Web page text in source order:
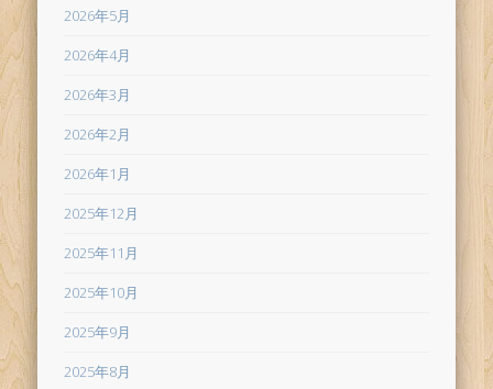
2026年5月
2026年4月
2026年3月
2026年2月
2026年1月
2025年12月
2025年11月
2025年10月
2025年9月
2025年8月